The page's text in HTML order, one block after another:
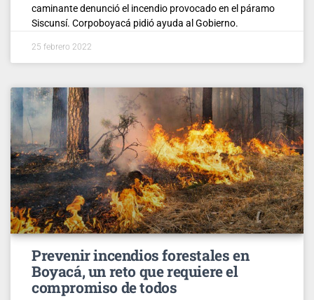
caminante denunció el incendio provocado en el páramo
Siscunsí. Corpoboyacá pidió ayuda al Gobierno.
25 febrero 2022
Prevenir incendios forestales en
Boyacá, un reto que requiere el
compromiso de todos